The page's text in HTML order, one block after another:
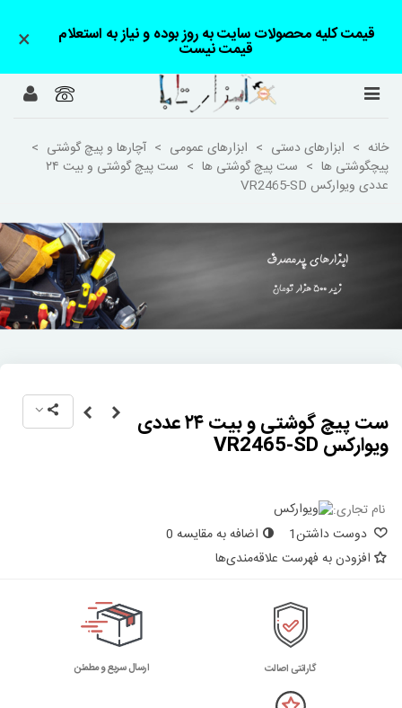
قیمت کلیه محصولات سایت به روز بوده و نیاز به استعلام
قیمت نیست ×
خانه > ابزارهای دستی > ابزارهای عمومی > آچارها و پیچ گوشتی >
پیچگوشتی ها > ست پیچ گوشتی ها >
ست پیچ گوشتی و بیت ۲۴
عددی ویوارکس VR2465-SD
ست پیچ گوشتی و بیت ۲۴ عددی
ویوارکس VR2465-SD
نام تجاری:
دوست داشتن1 اضافه به مقایسه 0
افزودن به فهرست علاقه‌مندی‌ها
گارانتی اصالت ارسال سریع و مطمئن